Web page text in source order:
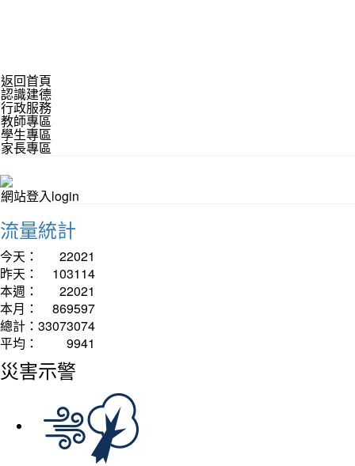
返回首頁
認識建德
行政服務
教師專區
學生專區
家長專區
網站登入login
流量統計
今天：
22021
昨天：
103114
本週：
22021
本月：
869597
總計： 33073074
平均：
9941
災害示警